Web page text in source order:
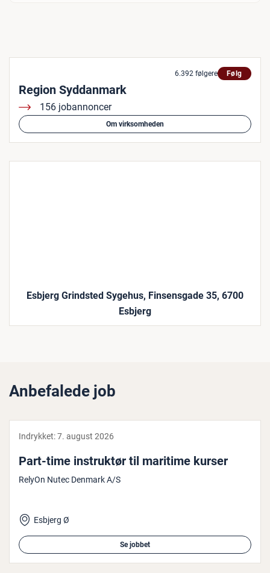
6.392 følgere Følg
Region Syddanmark
156 jobannoncer
Om virksomheden
Esbjerg Grindsted Sygehus, Finsensgade 35, 6700
Esbjerg
Anbefalede job
Indrykket:7. august 2026
Part-time in­struk­tør til maritime kurser
RelyOn Nutec Denmark A/S
Esbjerg Ø
Se jobbet